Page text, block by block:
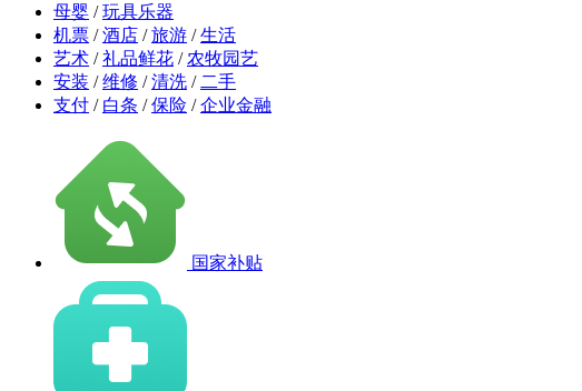
母婴 / 玩具乐器
机票 / 酒店 / 旅游 / 生活
艺术 / 礼品鲜花 / 农牧园艺
安装 / 维修 / 清洗 / 二手
支付 / 白条 / 保险 / 企业金融
国家补贴